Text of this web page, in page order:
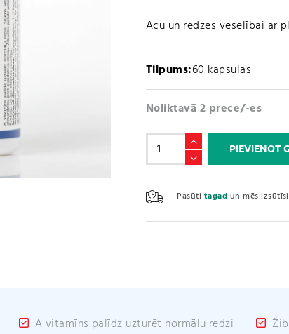
Acu un redzes veselībai ar
Tilpums:60 kapsulas
Noliktavā 2 prece/-es
Formula
redzei
acīm
ar
selēnu
PIEVIENOT
Pasūti tagad un mēs
A vitamīns palīdz uzturēt normālu redzi